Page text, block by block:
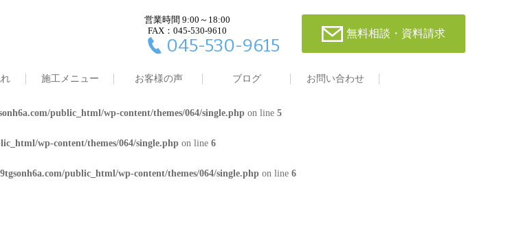
営業時間 9:00～18:00
FAX：045-530-9610
045-530-9615
無料相談・資料請求
施工メニュー お客様の声 ブログ お問い合わせ
wp-content/themes/064/single.phpon line4
public_html/wp-content/themes/064/single.phpon line 4
wp-content/themes/064/single.phpon line
public_html/wp-content/themes/064/single.php on line 5
wp-content/themes/064/single.php on line 6
public_html/wp-content/themes/064/single.php on line 6